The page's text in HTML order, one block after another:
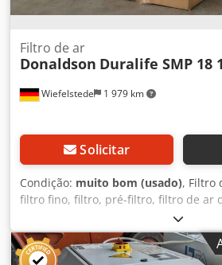
Wiefelstede 1 979 km
Filtro de ar
Donaldson Duralife SMP 18
Solicitar
Condição: muito bom (usado), Filtro
filtro fino, filtro, pré-filtro, filtro de ar
do filtro de ar, carcaça de filtro de ar,
gerador Csdpfx Aopyk Itsn Ieha -
filtro de ar tipo Duralife SMP 18 1045